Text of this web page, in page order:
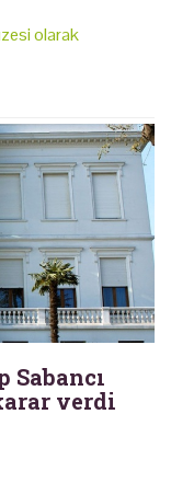
olarak
Sabancı
verdi